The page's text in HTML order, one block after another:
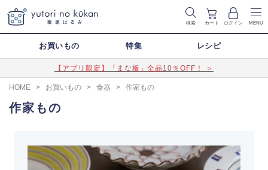
検索 カート ログイン MENU
お買いもの 特集 レシピ
【アプリ限定】「まな板」全品10％OFF！ ＞
HOME > お買いもの > 食器 > 作家もの
作家もの